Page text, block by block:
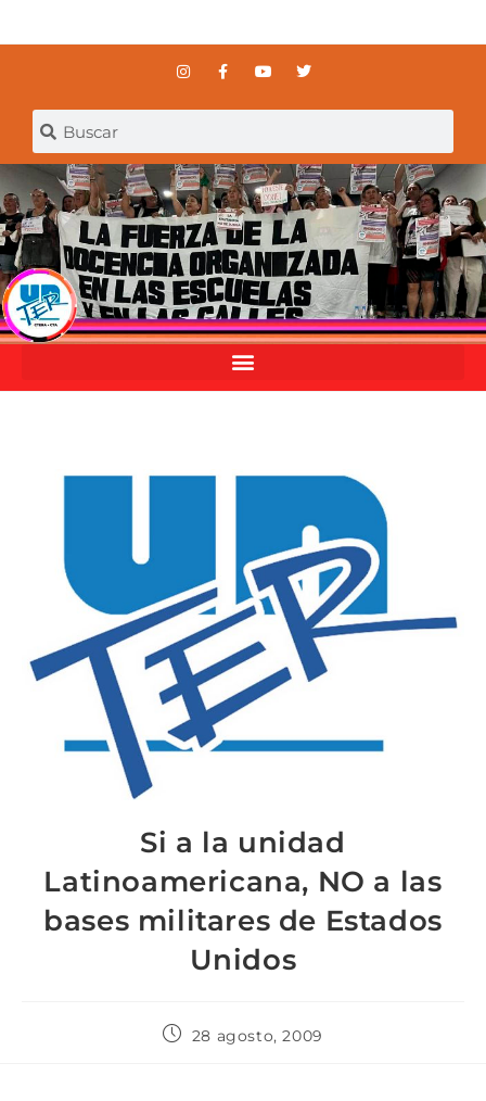
Si a la unidad
Latinoamericana, NO a las
bases militares de Estados
Unidos
28 agosto, 2009